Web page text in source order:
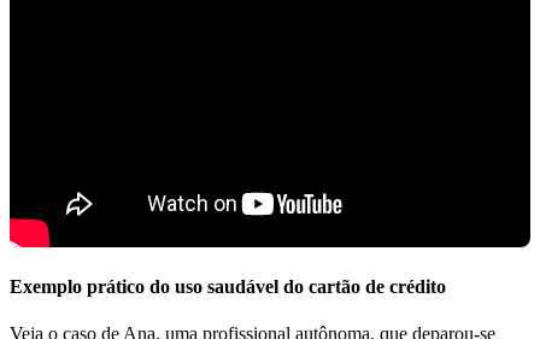
Exemplo prático do uso saudável do cartão de crédito
Veja o caso de Ana, uma profissional autônoma, que deparou-se